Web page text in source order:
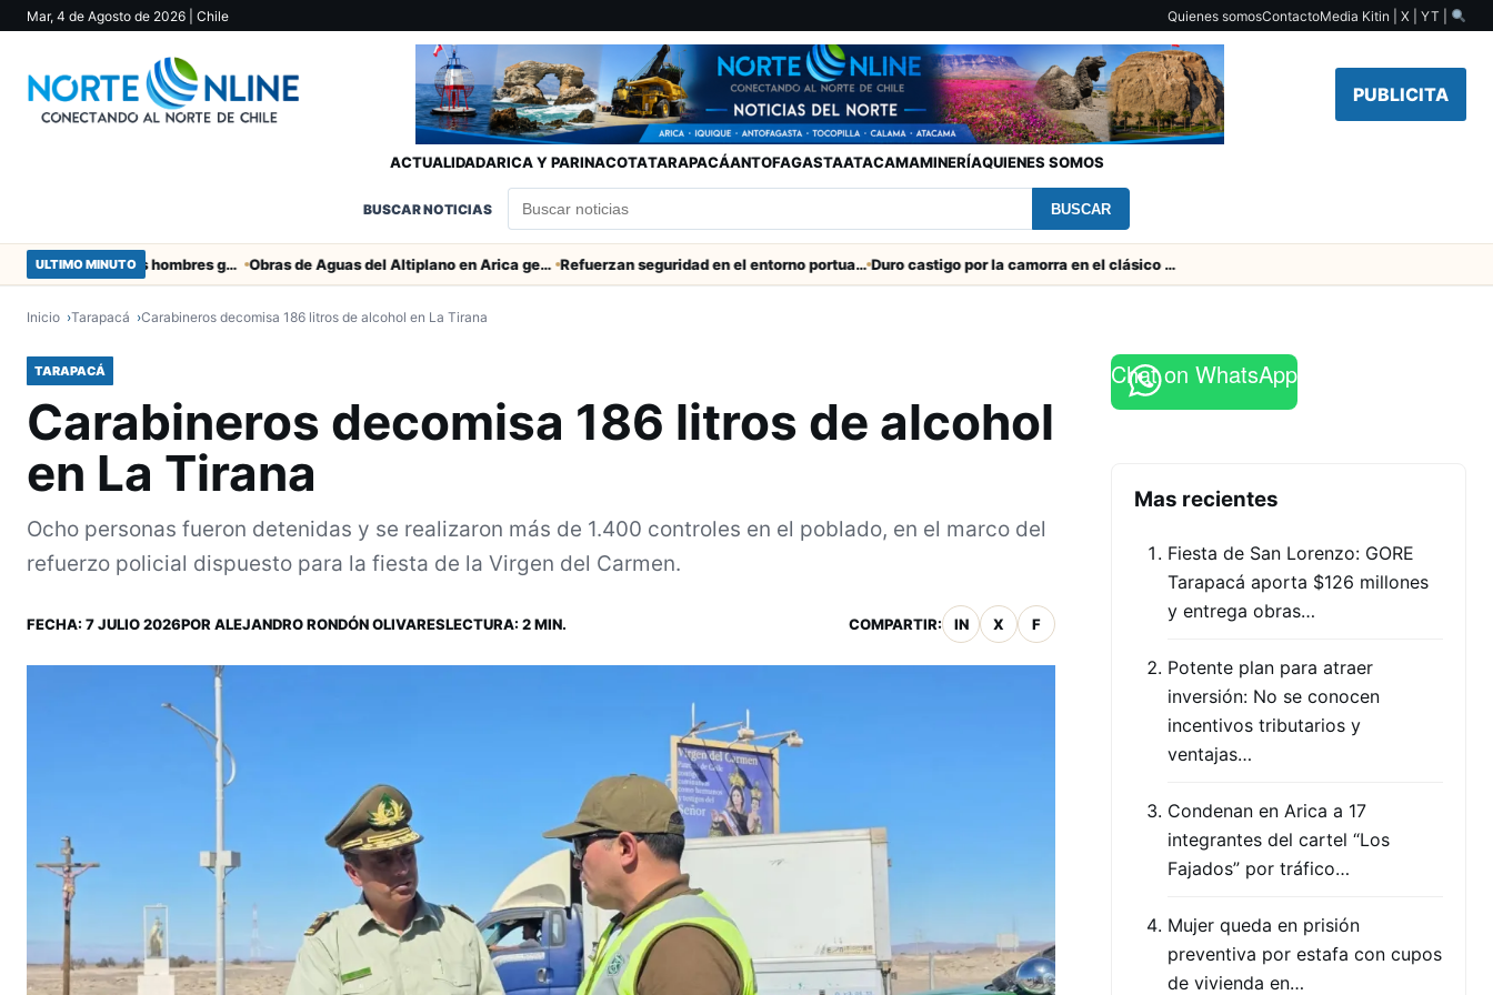
Mar, 4 de Agosto de 2026 | Chile Quienes somosContactoMedia Kitin | X | YT |
PUBLICITA
ACTUALIDADARICA Y PARINACOTATARAPACÁANTOFAGASTAATACAMAMINERÍAQUIENES SOMOS
BUSCAR NOTICIAS BUSCAR
ULTIMO MINUTO Brecha salarial de género: Los hombres ganan seis veces más que las mujeres Obras de Aguas del Altiplano en Arica generan puestos de trabajo Refuerzan seguridad en el entorno portuario de Arica Duro castigo por la camorra en el clásico Arica-Iquique
Inicio Tarapacá Carabineros decomisa 186 litros de alcohol en La Tirana
TARAPACÁ
Carabineros decomisa 186 litros de alcohol
en La Tirana
Ocho personas fueron detenidas y se realizaron más de 1.400 controles en el poblado, en el marco del
refuerzo policial dispuesto para la fiesta de la Virgen del Carmen.
FECHA: 7 JULIO 2026POR ALEJANDRO RONDÓN OLIVARESLECTURA: 2 MIN. COMPARTIR: IN X F
Chat on WhatsApp
Mas recientes
Fiesta de San Lorenzo: GORE
Tarapacá aporta $126 millones
y entrega obras…
Potente plan para atraer
inversión: No se conocen
incentivos tributarios y
ventajas…
Condenan en Arica a 17
integrantes del cartel “Los
Fajados” por tráfico…
Mujer queda en prisión
preventiva por estafa con cupos
de vivienda en…